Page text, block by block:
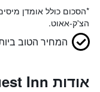
*הסכום כולל אומדן
הצ'ק-אאוט.
המחיר הטוב
אודות Cebu Guest Inn